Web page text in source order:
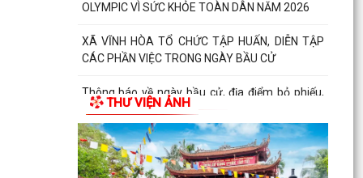
OLYMPIC VÌ SỨC KHỎE TOÀN DÂN NĂM 2026
XÃ VĨNH HÒA TỔ CHỨC TẬP HUẤN, DIỄN TẬP
CÁC PHẦN VIỆC TRONG NGÀY BẦU CỬ
Thông báo về ngày bầu cử, địa điểm bỏ phiếu,
thời gian bỏ phiếu bầu cử đại biểu Quốc hội khóa
XVI...
Thông báo hưởng ứng phong trào “Toàn dân sử
THƯ VIỆN ẢNH